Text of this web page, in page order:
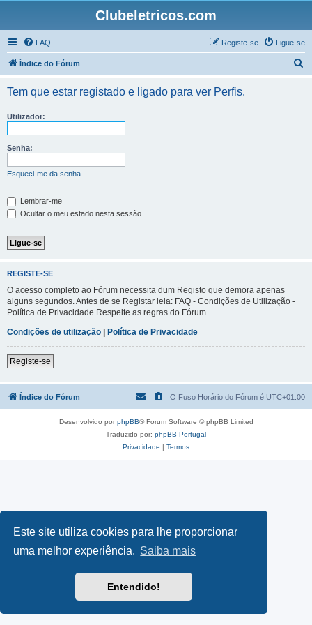
Este site utiliza cookies para lhe proporcionar
uma melhor experiência. Saiba mais
Entendido!
Clubeletricos.com
FAQ Ligue-se
Registe-se
Índice do Fórum
Tem que estar registado e ligado para ver Perfis.
Utilizador:
Senha:
Esqueci-me da senha
Lembrar-me
Ocultar o meu estado nesta sessão
REGISTE-SE
O acesso completo ao Fórum necessita dum Registo que demora apenas
alguns segundos. Antes de se Registar leia: FAQ - Condições de Utilização -
Política de Privacidade Respeite as regras do Fórum.
Condições de utilização | Política de Privacidade
Registe-se
Índice do Fórum O Fuso Horário do Fórum é UTC+01:00
Desenvolvido porphpBB® Forum Software © phpBB Limited
Traduzido por: phpBB Portugal
Privacidade | Termos